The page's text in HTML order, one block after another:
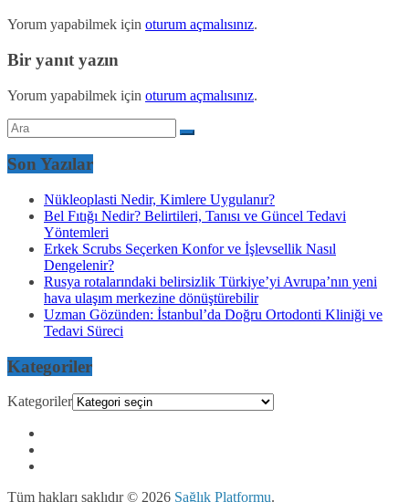
Yorum yapabilmek için oturum açmalısınız.
Bir yanıt yazın
Yorum yapabilmek için oturum açmalısınız.
Son Yazılar
Nükleoplasti Nedir, Kimlere Uygulanır?
Bel Fıtığı Nedir? Belirtileri, Tanısı ve Güncel Tedavi
Yöntemleri
Erkek Scrubs Seçerken Konfor ve İşlevsellik Nasıl
Dengelenir?
Rusya rotalarındaki belirsizlik Türkiye’yi Avrupa’nın yeni
hava ulaşım merkezine dönüştürebilir
Uzman Gözünden: İstanbul’da Doğru Ortodonti Kliniği ve
Tedavi Süreci
Kategoriler
Kategoriler
Tüm hakları saklıdır © 2026 Sağlık Platformu.